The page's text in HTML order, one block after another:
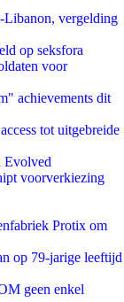
Libanon, vergelding
op seksfora
voor
achievements dit
tot uitgebreide
Evolved
voorverkiezing
Protix om
op 79-jarige leeftijd
geen enkel